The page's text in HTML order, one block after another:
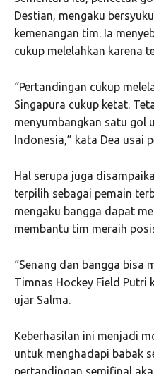
Destian, mengaku
kemenangan tim. Ia
cukup melelahkan karena
“Pertandingan cukup
Singapura cukup ketat.
menyumbangkan satu gol
Indonesia,” kata Dea usai
Hal serupa juga
terpilih sebagai pemain
mengaku bangga dapat
membantu tim meraih
“Senang dan bangga bisa
Timnas Hockey Field Putri
ujar Salma.
Keberhasilan ini menjadi
untuk menghadapi babak